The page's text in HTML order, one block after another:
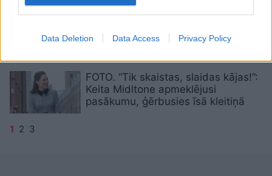
Data Deletion Data Access Privacy Policy
VIDEO. Lauris Reiniks ceļojumā Peru
FOTO. “Tik skaistas, slaidas kājas!”:
Keita Midltone apmeklējusi
pasākumu, ģērbusies īsā kleitiņā
1 2 3